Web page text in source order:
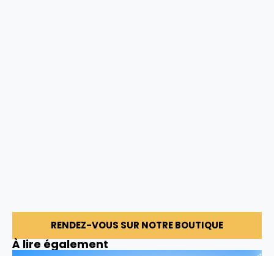
RENDEZ-VOUS SUR NOTRE BOUTIQUE
À lire également